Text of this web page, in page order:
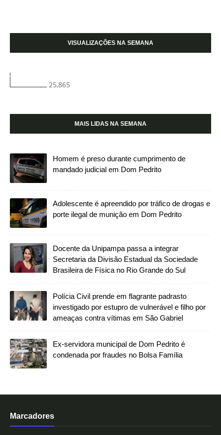
VISUALIZAÇÕES NA SEMANA
25,865
MAIS LIDAS NA SEMANA
Homem é preso durante cumprimento de
mandado judicial em Dom Pedrito
Adolescente é apreendido por tráfico de drogas e
porte ilegal de munição em Dom Pedrito
Docente da Unipampa passa a integrar
Secretaria da Divisão Estadual da Sociedade
Brasileira de Física no Rio Grande do Sul
Polícia Civil prende em flagrante padrasto
investigado por estupro de vulnerável e filho por
ameaças contra vítimas em São Gabriel
Ex-servidora municipal de Dom Pedrito é
condenada por fraudes no Bolsa Família
Marcadores